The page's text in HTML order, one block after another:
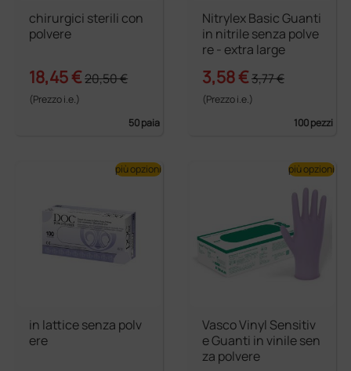
chirurgici sterili con
polvere
18,45 €20,50 €
(Prezzo i.e.)
50 paia
Nitrylex Basic Guanti
in nitrile senza polve
re - extra large
3,58 €3,77 €
(Prezzo i.e.)
100 pezzi
in lattice senza polv
ere
più opzioni
Vasco Vinyl Sensitiv
e Guanti in vinile sen
za polvere
più opzioni